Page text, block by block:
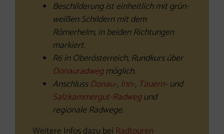
Beschilderung ist einheitlich mit grün-
weißen Schildern mit dem
Römerhelm, in beiden Richtungen
markiert.
R6 in Oberösterreich, Rundkurs über
Donauradwegmöglich.
AnschlussDonau-, Inn-, Tauern- und
Salzkammergut-Radwegund
regionale Radwege.